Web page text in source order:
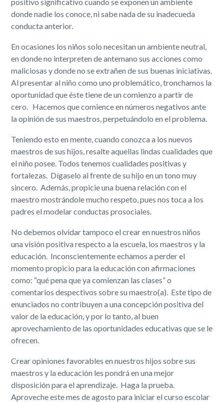
donde nadie los conoce, ni sabe nada de su inadecueda
conducta anterior.
En ocasiones los niños solo necesitan un ambiente neutral,
en donde no interpreten de antemano sus acciones como
maliciosas y donde no se extrañen de sus buenas iniciativas.
Al presentar al niño como uno problemático, tronchamos la
oportunidad que éste tiene de un comienzo a partir de
cero. Hacemos que comience en números negativos ante
la opinión de sus maestros, perpetuándolo en el problema.
Teniendo esto en mente, cuando conozca a los nuevos
maestros de sus hijos, resalte aquellas lindas cualidades que
el niño posee. Todos tenemos cualidades positivas y
fortalezas. Dígaselo al frente de su hijo en un tono muy
sincero. Además, propicie una buena relación con el
maestro mostrándole mucho respeto, pues nos toca a los
padres el modelar conductas prosociales.
No debemos olvidar tampoco el crear en nuestros niños
una visión positiva respecto a la escuela, los maestros y la
educación. Inconscientemente echamos a perder el
momento propicio para la educación con afirmaciones
como: “qué pena que ya comienzan las clases” o
comentarios despectivos sobre su maestro(a). Este tipo de
enunciados no contribuyen a una concepción positiva del
valor de la educación, y por lo tanto, al buen
aprovechamiento de las oportunidades educativas que se le
ofrecen.
Crear opiniones favorables en nuestros hijos sobre sus
maestros y la educación les pondrá en una mejor
disposición para el aprendizaje. Haga la prueba.
Aproveche este mes de agosto para iniciar el curso escolar